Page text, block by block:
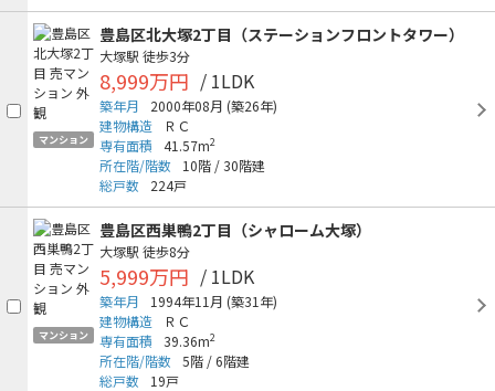
マンション
豊島区北大塚2丁目（ステーションフロントタワー）
大塚駅 徒歩3分
8,999万円 / 1LDK
築年月 2000年08月 (築26年)
建物構造
ＲＣ
専有面積
41.57m2
所在階/階数 10階 /30階建
総戸数
224戸
マンション
豊島区西巣鴨2丁目（シャローム大塚）
大塚駅 徒歩8分
5,999万円 / 1LDK
築年月 1994年11月 (築31年)
建物構造
ＲＣ
専有面積
39.36m2
所在階/階数 5階 /6階建
総戸数
19戸